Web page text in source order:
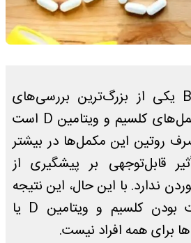
مطالعه جدید BMJ یکی از بزرگ‌ترین بررسی‌های
انجام‌شده درباره مکمل‌های کلسیم و ویتامین D است
روتین این مکمل‌ها در بیشتر
قابل‌توجهی بر پیشگیری از
ندارد. با این حال، این نتیجه
به معنای بی‌اهمیت بودن کلسیم و ویتامین D یا
برای همه افراد نیست.